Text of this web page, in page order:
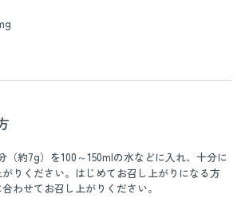
（約7g）を100～150mlの水などに入れ、十分に
りください。はじめてお召し上がりになる方
わせてお召し上がりください。